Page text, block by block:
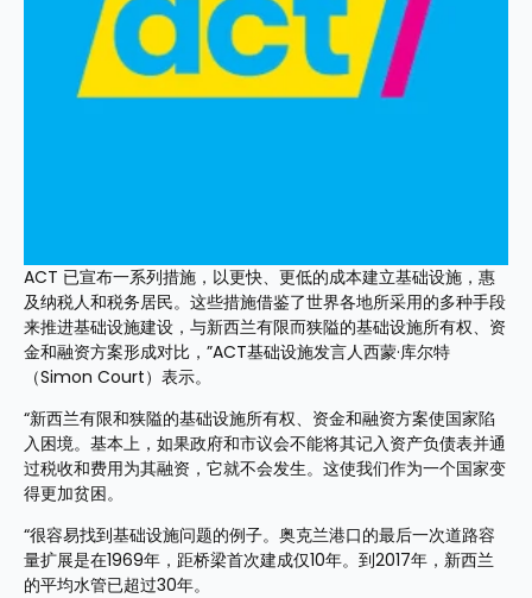
ACT 已宣布一系列措施，以更快、更低的成本建立基础设施，惠
及纳税人和税务居民。这些措施借鉴了世界各地所采用的多种手段
来推进基础设施建设，与新西兰有限而狭隘的基础设施所有权、资
金和融资方案形成对比，”ACT基础设施发言人西蒙·库尔特
（Simon Court）表示。
“新西兰有限和狭隘的基础设施所有权、资金和融资方案使国家陷
入困境。基本上，如果政府和市议会不能将其记入资产负债表并通
过税收和费用为其融资，它就不会发生。这使我们作为一个国家变
得更加贫困。
“很容易找到基础设施问题的例子。奥克兰港口的最后一次道路容
量扩展是在1969年，距桥梁首次建成仅10年。到2017年，新西兰
的平均水管已超过30年。